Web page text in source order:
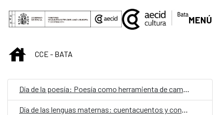
Skip to Main Content
MENÚ
INICIOCCE - BATA
Día de las lenguas maternas: cuentacuentos y conciertos